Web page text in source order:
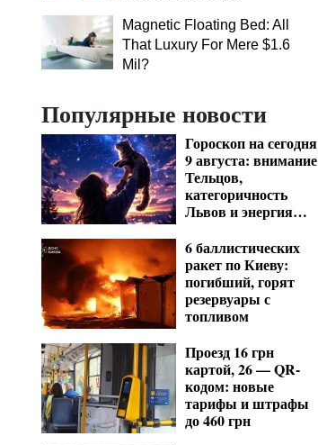
Magnetic Floating Bed: All
That Luxury For Mere $1.6
Mil?
Популярные новости
Гороскоп на сегодня
9 августа: внимание
Тельцов,
категоричность
Львов и энергия
6 баллистических
ракет по Киеву:
погибший, горят
резервуары с
топливом
Проезд 16 грн
картой, 26 — QR-
кодом: новые
тарифы и штрафы
до 460 грн